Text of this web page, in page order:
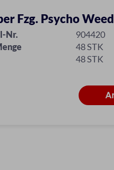
Fzg. Psycho Weed
Nr.
904420
48 STK
48 STK